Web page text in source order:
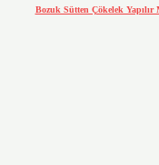
Bozuk Sütten Çökelek Yapılır